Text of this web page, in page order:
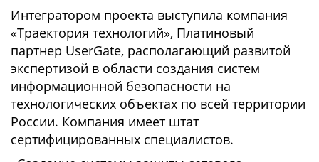
Интегратором проекта выступила компания
«Траектория технологий», Платиновый
партнер UserGate, располагающий развитой
экспертизой в области создания систем
информационной безопасности на
технологических объектах по всей территории
России. Компания имеет штат
сертифицированных специалистов.